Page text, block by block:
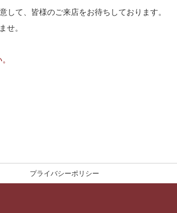
して、皆様のご来店をお待ちしております。
せ。
プライバシーポリシー